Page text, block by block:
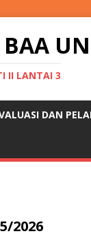
BAA
II LANTAI 3
DAN
2026